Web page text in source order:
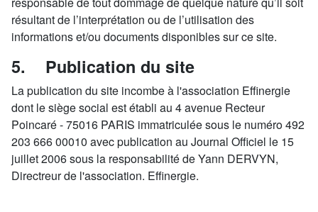
résultant de l’interprétation ou de l’utilisation des
informations et/ou documents disponibles sur ce site.
5. Publication du site
La publication du site incombe à l'association Effinergie
dont le siège social est établi au 4 avenue Recteur
Poincaré - 75016 PARIS immatriculée sous le numéro 492
203 666 00010 avec publication au Journal Officiel le 15
juillet 2006 sous la responsabilité de Yann DERVYN,
Directreur de l'association. Effinergie.